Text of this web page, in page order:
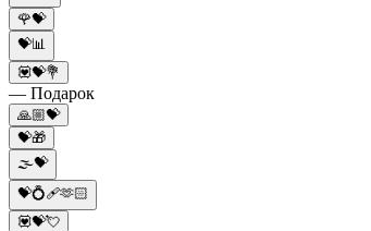
🌹💝
💝📊
💟💝💐
— Подарок
🙏🏼💝
💝🎁
🌫️💝
💝💍🩹🫶🏻
💟💝💘